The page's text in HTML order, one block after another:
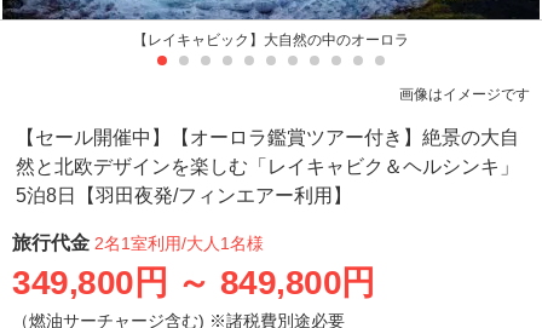
【レイキャビック】大自然の中のオーロラ
画像はイメージです
【セール開催中】【オーロラ鑑賞ツアー付き】絶景の大自
然と北欧デザインを楽しむ「レイキャビク＆ヘルシンキ」
5泊8日【羽田夜発/フィンエアー利用】
旅行代金 2名1室利用/大人1名様
349,800円 ～ 849,800円
（燃油サーチャージ含む) ※諸税費別途必要